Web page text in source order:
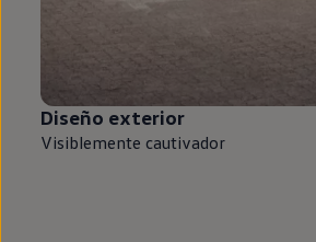
Diseño exterior
Visiblemente cautivador